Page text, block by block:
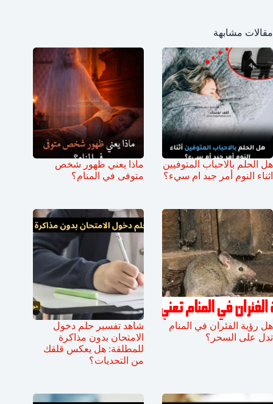
مقالات مشابهة
هل الحلم بالاحباب المتوفيين
اثناء النوم أمر جيد ام سيء؟
ماذا يعني ظهور شخص
متوفى في المنام؟
هل رؤية الفئران في المنام
تدل على السحر؟
شاهد تفسير حلم دخول
الامتحان بدون مذاكرة
للمطلقة: هل يعكس قلقك
من التحديات؟